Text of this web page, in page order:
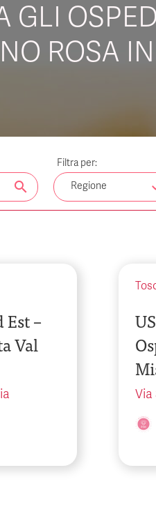
GLI
ROSA
search
Filtra per:
Regione
Est –
Val
Via